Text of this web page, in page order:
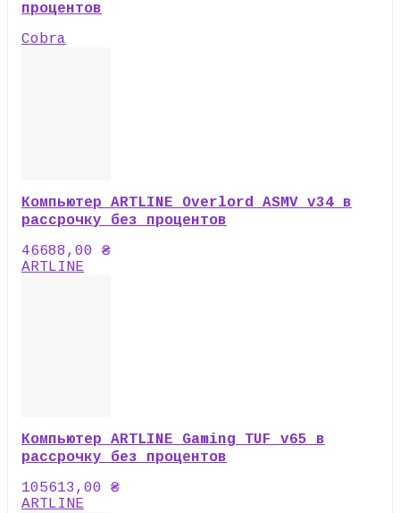
процентов
Cobra
Компьютер ARTLINE Overlord ASMV v34 в
рассрочку без процентов
46688,00 ₴
ARTLINE
Компьютер ARTLINE Gaming TUF v65 в
рассрочку без процентов
105613,00 ₴
ARTLINE